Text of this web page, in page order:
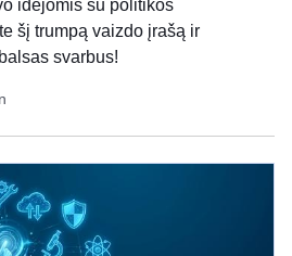
idėjomis su politikos
šį trumpą vaizdo įrašą ir
svarbus!